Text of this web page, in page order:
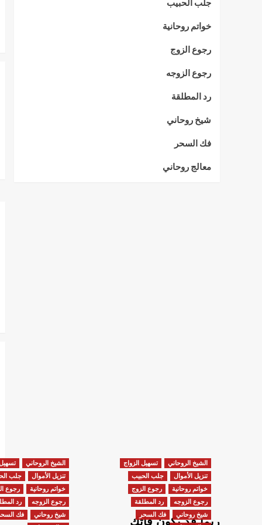
جلب الحبيب
خواتم روحانية
رجوع الزوج
رجوع الزوجه
رد المطلقة
شيخ روحاني
فك السحر
معالج روحاني
ربما قد يكون فاتك
الشيخ الروحاني
تسهيل الزواج
تنزيل الأموال
جلب الحبيب
خواتم روحانية
رجوع الزوج
رجوع الزوجه
رد المطلقة
شيخ روحاني
فك السحر
الشيخ الروحاني
تنزيل الأموال
جلب
خواتم روحانية
رجوع
رجوع الزوجه
رد
شيخ روحاني
فك